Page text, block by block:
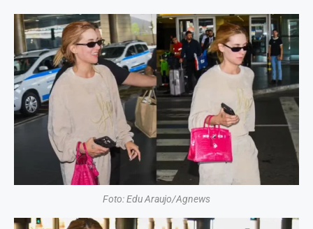
Foto: Edu Araujo/Agnews